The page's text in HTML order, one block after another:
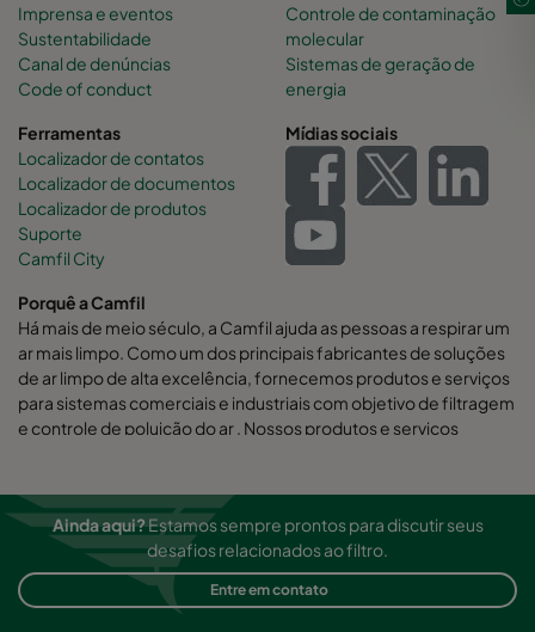
Imprensa e eventos
Sustentabilidade
Canal de denúncias
Code of conduct
Controle de contaminação
molecular
Sistemas de geração de
energia
Ferramentas
Localizador de contatos
Localizador de documentos
Localizador de produtos
Suporte
Camfil City
Mídias sociais
Porquê a Camfil
Há mais de meio século, a Camfil ajuda as pessoas a respirar um
ar mais limpo. Como um dos principais fabricantes de soluções
de ar limpo de alta excelência, fornecemos produtos e serviços
para sistemas comerciais e industriais com objetivo de filtragem
e controle de poluição do ar . Nossos produtos e serviços
e beneficiando a saúde humana e o meio ambiente.
Acreditamos firmemente que nossas soluções são as de melhor
custo benefício para nossos clientes.
Ainda aqui?Estamos sempre prontos para discutir seus
desafios relacionados ao filtro.
Entre em contato